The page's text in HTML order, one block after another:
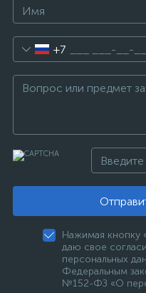
+7
Нажимая кнопку
даю свое
персональных
Федеральным
№152-ФЗ «О